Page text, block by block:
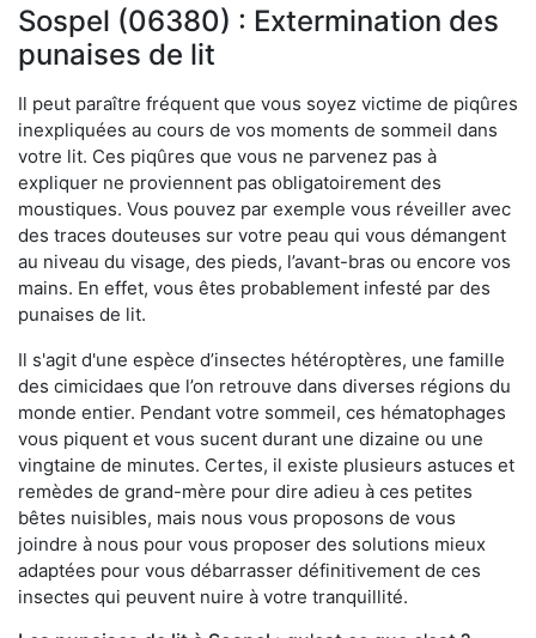
Sospel (06380) : Extermination des
punaises de lit
Il peut paraître fréquent que vous soyez victime de piqûres
inexpliquées au cours de vos moments de sommeil dans
votre lit. Ces piqûres que vous ne parvenez pas à
expliquer ne proviennent pas obligatoirement des
moustiques. Vous pouvez par exemple vous réveiller avec
des traces douteuses sur votre peau qui vous démangent
au niveau du visage, des pieds, l’avant-bras ou encore vos
mains. En effet, vous êtes probablement infesté par des
punaises de lit.
Il s'agit d'une espèce d’insectes hétéroptères, une famille
des cimicidaes que l’on retrouve dans diverses régions du
monde entier. Pendant votre sommeil, ces hématophages
vous piquent et vous sucent durant une dizaine ou une
vingtaine de minutes. Certes, il existe plusieurs astuces et
remèdes de grand-mère pour dire adieu à ces petites
bêtes nuisibles, mais nous vous proposons de vous
joindre à nous pour vous proposer des solutions mieux
adaptées pour vous débarrasser définitivement de ces
insectes qui peuvent nuire à votre tranquillité.